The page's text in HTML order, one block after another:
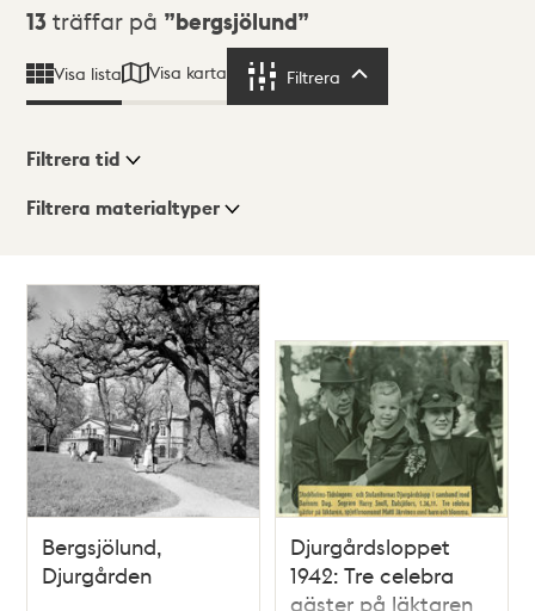
Sökresultat
13 träffar på bergsjölund
Visa lista Visa karta Filtrera
Visningsläge
ListaKarta
Filtrera tid
Filtrera materialtyper
träffar
Bergsjölund,
Djurgården
Djurgårdsloppet
1942: Tre celebra
gäster på läktaren